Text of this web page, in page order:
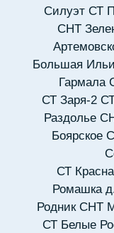
Силуэт СТ
СНТ
Большая
Гармала
СТ Заря-2
Раздолье
Боярское
СТ
Ромашка
Родник СНТ
СТ Белые